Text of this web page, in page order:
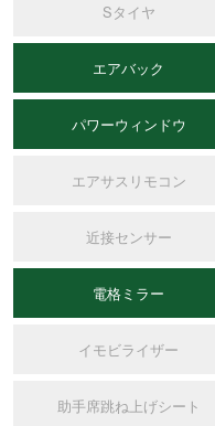
Sタイヤ
エアバック
パワーウィンドウ
エアサスリモコン
近接センサー
電格ミラー
イモビライザー
助手席跳ね上げシート